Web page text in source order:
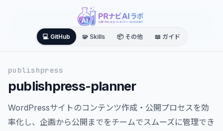
💻 GitHub 🧩 Skills 📦 その他 📖 ガイド
publishpress
publishpress-planner
WordPressサイトのコンテンツ作成・公開プロセスを効
率化し、企画から公開までをチームでスムーズに管理でき